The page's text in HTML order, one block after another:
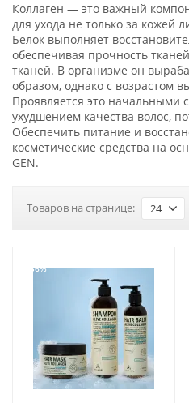
Коллаген — это важный
для ухода не только за кожей
Белок выполняет
обеспечивая прочность
тканей. В организме он
образом, однако с возрастом
Проявляется это начальными
ухудшением качества волос,
Обеспечить питание и
косметические средства на
GEN.
Товаров на странице: 24
-36%